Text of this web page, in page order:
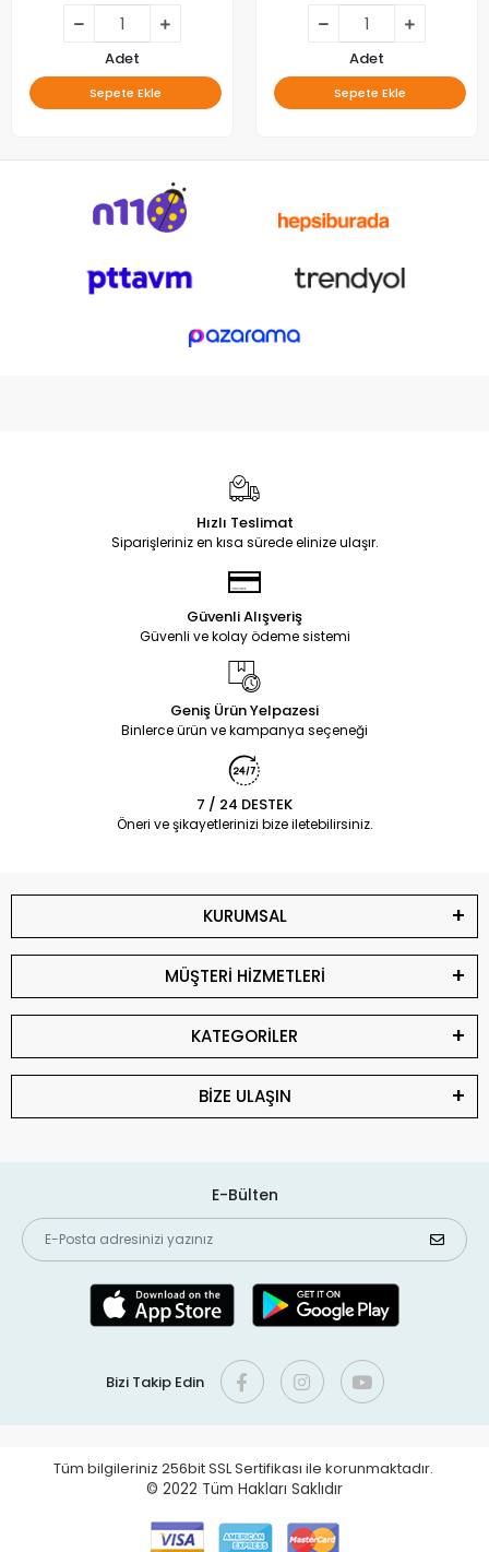
Adet
Sepete Ekle
Adet
Sepete Ekle
Hızlı Teslimat
Siparişleriniz en kısa sürede elinize ulaşır.
Güvenli Alışveriş
Güvenli ve kolay ödeme sistemi
Geniş Ürün Yelpazesi
Binlerce ürün ve kampanya seçeneği
7 / 24 DESTEK
Öneri ve şikayetlerinizi bize iletebilirsiniz.
KURUMSAL
MÜŞTERİ HİZMETLERİ
KATEGORİLER
BİZE ULAŞIN
E-Bülten
Bizi Takip Edin
Tüm bilgileriniz 256bit SSL Sertifikası ile korunmaktadır.
© 2022 Tüm Hakları Saklıdır